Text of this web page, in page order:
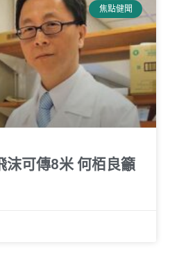
焦點健聞
沫可傳8米 何栢良籲